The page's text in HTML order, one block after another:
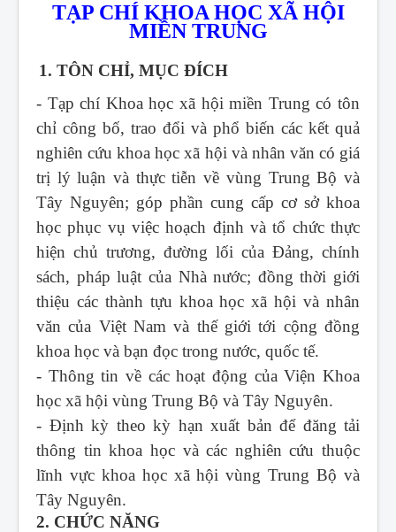
TẠP CHÍ KHOA HỌC XÃ HỘI
MIỀN TRUNG
1. TÔN CHỈ, MỤC ĐÍCH
- Tạp chí Khoa học xã hội miền Trung có tôn
chỉ công bố, trao đổi và phổ biến các kết quả
nghiên cứu khoa học xã hội và nhân văn có giá
trị lý luận và thực tiễn về vùng Trung Bộ và
Tây Nguyên; góp phần cung cấp cơ sở khoa
học phục vụ việc hoạch định và tổ chức thực
hiện chủ trương, đường lối của Đảng, chính
sách, pháp luật của Nhà nước; đồng thời giới
thiệu các thành tựu khoa học xã hội và nhân
văn của Việt Nam và thế giới tới cộng đồng
khoa học và bạn đọc trong nước, quốc tế.
- Thông tin về các hoạt động của Viện Khoa
học xã hội vùng Trung Bộ và Tây Nguyên.
- Định kỳ theo kỳ hạn xuất bản để đăng tải
thông tin khoa học và các nghiên cứu thuộc
lĩnh vực khoa học xã hội vùng Trung Bộ và
Tây Nguyên.
2. CHỨC NĂNG